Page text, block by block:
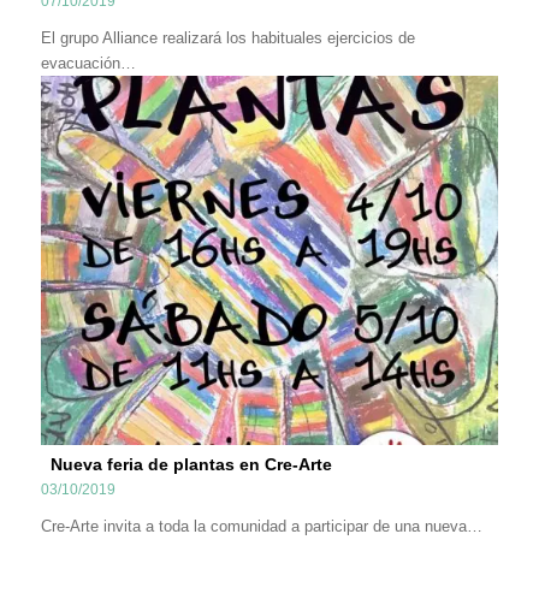
El grupo Alliance realizará los habituales ejercicios de
evacuación…
Nueva feria de plantas en Cre-Arte
03/10/2019
Cre-Arte invita a toda la comunidad a participar de una nueva…